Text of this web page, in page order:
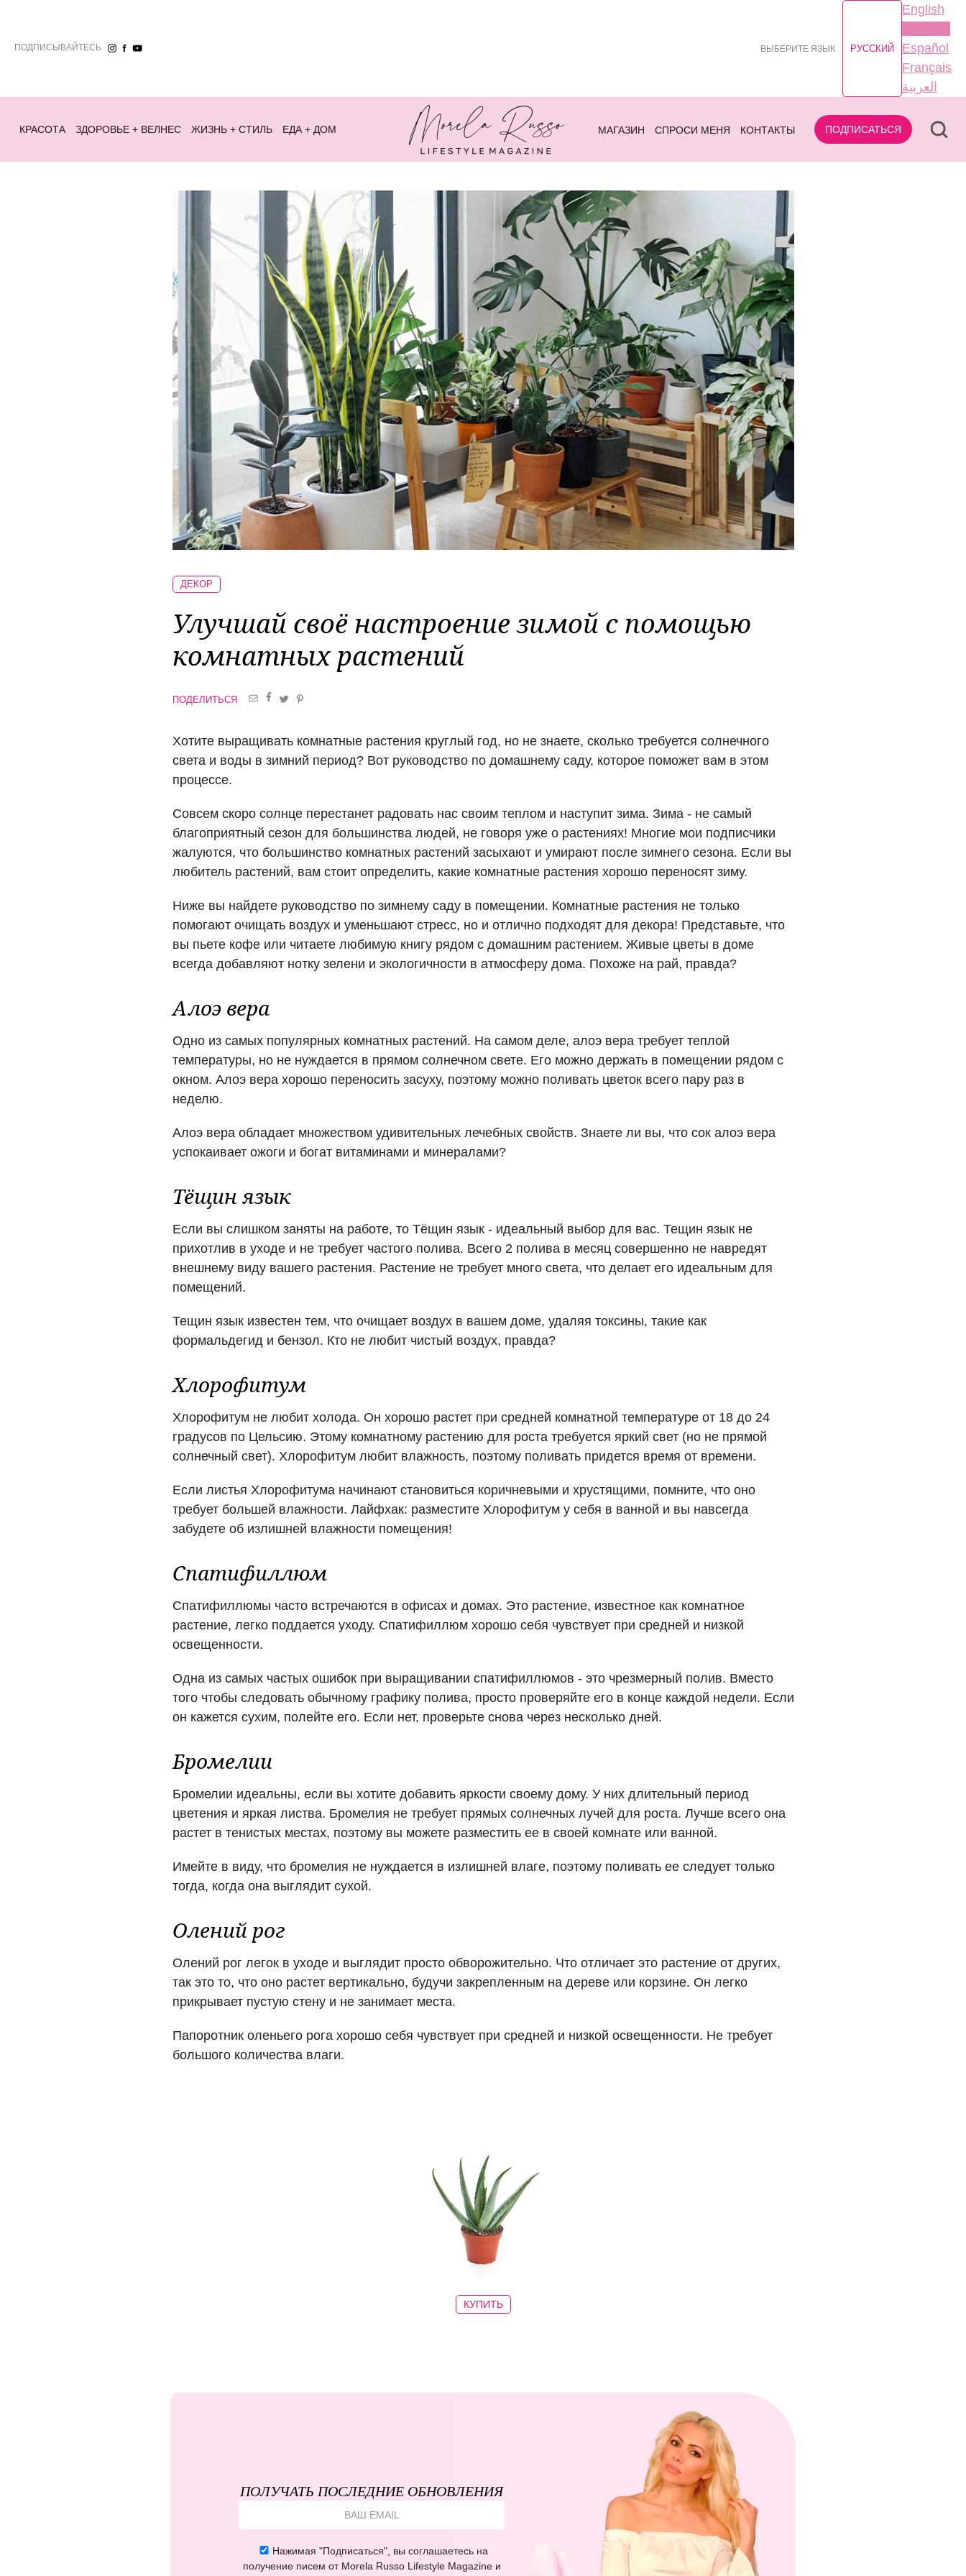
ПОДПИСЫВАЙТЕСЬ ВЫБЕРИТЕ ЯЗЫК РУССКИЙ
English
Español
Français
العربية
КРАСОТА ЗДОРОВЬЕ + ВЕЛНЕС ЖИЗНЬ + СТИЛЬ ЕДА + ДОМ МАГАЗИН СПРОСИ МЕНЯ КОНТАКТЫ ПОДПИСАТЬСЯ
Улучшай своё настроение зимой с помощью
комнатных растений
ДЕКОР
ПОДЕЛИТЬСЯ
Хотите выращивать комнатные растения круглый год, но не знаете, сколько требуется солнечного
света и воды в зимний период? Вот руководство по домашнему саду, которое поможет вам в этом
процессе.
Совсем скоро солнце перестанет радовать нас своим теплом и наступит зима. Зима - не самый
благоприятный сезон для большинства людей, не говоря уже о растениях! Многие мои подписчики
жалуются, что большинство комнатных растений засыхают и умирают после зимнего сезона. Если вы
любитель растений, вам стоит определить, какие комнатные растения хорошо переносят зиму.
Ниже вы найдете руководство по зимнему саду в помещении. Комнатные растения не только
помогают очищать воздух и уменьшают стресс, но и отлично подходят для декора! Представьте, что
вы пьете кофе или читаете любимую книгу рядом с домашним растением. Живые цветы в доме
всегда добавляют нотку зелени и экологичности в атмосферу дома. Похоже на рай, правда?
Алоэ вера
Одно из самых популярных комнатных растений. На самом деле, алоэ вера требует теплой
температуры, но не нуждается в прямом солнечном свете. Его можно держать в помещении рядом с
окном. Алоэ вера хорошо переносить засуху, поэтому можно поливать цветок всего пару раз в
неделю.
Алоэ вера обладает множеством удивительных лечебных свойств. Знаете ли вы, что сок алоэ вера
успокаивает ожоги и богат витаминами и минералами?
Тёщин язык
Если вы слишком заняты на работе, то Тёщин язык - идеальный выбор для вас. Тещин язык не
прихотлив в уходе и не требует частого полива. Всего 2 полива в месяц совершенно не навредят
внешнему виду вашего растения. Растение не требует много света, что делает его идеальным для
помещений.
Тещин язык известен тем, что очищает воздух в вашем доме, удаляя токсины, такие как
формальдегид и бензол. Кто не любит чистый воздух, правда?
Хлорофитум
Хлорофитум не любит холода. Он хорошо растет при средней комнатной температуре от 18 до 24
градусов по Цельсию. Этому комнатному растению для роста требуется яркий свет (но не прямой
солнечный свет). Хлорофитум любит влажность, поэтому поливать придется время от времени.
Если листья Хлорофитума начинают становиться коричневыми и хрустящими, помните, что оно
требует большей влажности. Лайфхак: разместите Хлорофитум у себя в ванной и вы навсегда
забудете об излишней влажности помещения!
Спатифиллюм
Спатифиллюмы часто встречаются в офисах и домах. Это растение, известное как комнатное
растение, легко поддается уходу. Спатифиллюм хорошо себя чувствует при средней и низкой
освещенности.
Одна из самых частых ошибок при выращивании спатифиллюмов - это чрезмерный полив. Вместо
того чтобы следовать обычному графику полива, просто проверяйте его в конце каждой недели. Если
он кажется сухим, полейте его. Если нет, проверьте снова через несколько дней.
Бромелии
Бромелии идеальны, если вы хотите добавить яркости своему дому. У них длительный период
цветения и яркая листва. Бромелия не требует прямых солнечных лучей для роста. Лучше всего она
растет в тенистых местах, поэтому вы можете разместить ее в своей комнате или ванной.
Имейте в виду, что бромелия не нуждается в излишней влаге, поэтому поливать ее следует только
тогда, когда она выглядит сухой.
Олений рог
Олений рог легок в уходе и выглядит просто обворожительно. Что отличает это растение от других,
так это то, что оно растет вертикально, будучи закрепленным на дереве или корзине. Он легко
прикрывает пустую стену и не занимает места.
Папоротник оленьего рога хорошо себя чувствует при средней и низкой освещенности. Не требует
большого количества влаги.
КУПИТЬ
ПОЛУЧАТЬ ПОСЛЕДНИЕ ОБНОВЛЕНИЯ
Нажимая "Подписаться", вы соглашаетесь на
получение писем от Morela Russo Lifestyle Magazine и